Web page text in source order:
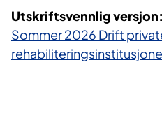
Utskriftsvennlig versjon:
Sommer 2026 Drift